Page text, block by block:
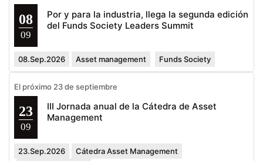
08
09
Por y para la industria, llega la segunda edición
del Funds Society Leaders Summit
08.Sep.2026 Asset management Funds Society
El próximo 23 de septiembre
23
09
III Jornada anual de la Cátedra de Asset
Management
23.Sep.2026
Cátedra Asset Management